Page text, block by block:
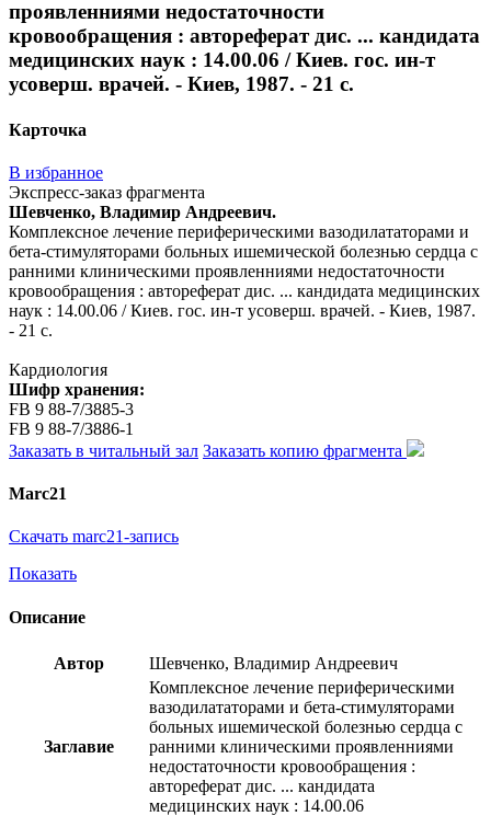
проявленниями недостаточности
кровообращения : автореферат дис. ... кандидата
медицинских наук : 14.00.06 / Киев. гос. ин-т
усоверш. врачей. - Киев, 1987. - 21 с.
Карточка
В избранное
Экспресс-заказ фрагмента
Шевченко, Владимир Андреевич.
Комплексное лечение периферическими вазодилататорами и
бета-стимуляторами больных ишемической болезнью сердца с
ранними клиническими проявленниями недостаточности
кровообращения : автореферат дис. ... кандидата медицинских
наук : 14.00.06 / Киев. гос. ин-т усоверш. врачей. - Киев, 1987.
- 21 с.
Кардиология
Шифр хранения:
FB 9 88-7/3885-3
FB 9 88-7/3886-1
Заказать в читальный зал Заказать копию фрагмента
Marc21
Скачать marc21-запись
Показать
Описание
Автор Шевченко, Владимир Андреевич
Заглавие
Комплексное лечение периферическими
вазодилататорами и бета-стимуляторами
больных ишемической болезнью сердца с
ранними клиническими проявленниями
недостаточности кровообращения :
автореферат дис. ... кандидата
медицинских наук : 14.00.06